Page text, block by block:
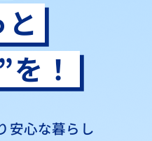
！
安心な暮らし